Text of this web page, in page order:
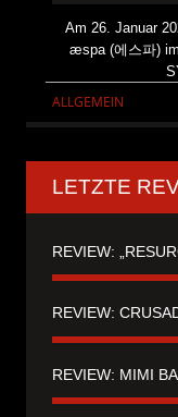
Am 26. Januar
æspa (에스파)
ALLGEMEIN
LETZTE
REVIEW:
REVIEW: MIMI